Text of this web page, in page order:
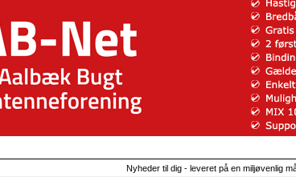
Nyheder til dig - leveret på en miljøvenlig